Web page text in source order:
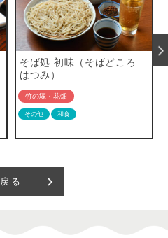
そば処 初味（そばどころ
はつみ）
竹の塚・花畑
その他 和食
戻る